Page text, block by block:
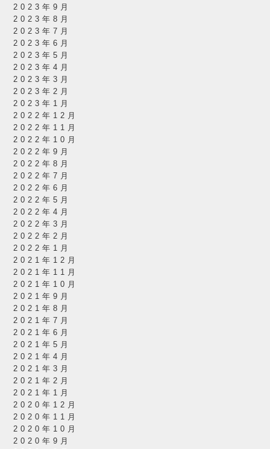
2023年9月
2023年8月
2023年7月
2023年6月
2023年5月
2023年4月
2023年3月
2023年2月
2023年1月
2022年12月
2022年11月
2022年10月
2022年9月
2022年8月
2022年7月
2022年6月
2022年5月
2022年4月
2022年3月
2022年2月
2022年1月
2021年12月
2021年11月
2021年10月
2021年9月
2021年8月
2021年7月
2021年6月
2021年5月
2021年4月
2021年3月
2021年2月
2021年1月
2020年12月
2020年11月
2020年10月
2020年9月